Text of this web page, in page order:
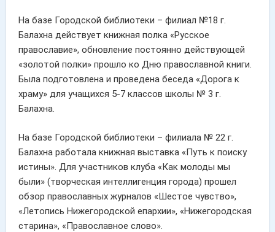
На базе Городской библиотеки – филиал №18 г.
Балахна действует книжная полка «Русское
православие», обновление постоянно действующей
«золотой полки» прошло ко Дню православной книги.
Была подготовлена и проведена беседа «Дорога к
храму» для учащихся 5-7 классов школы № 3 г.
Балахна.
На базе Городской библиотеки – филиала № 22 г.
Балахна работала книжная выставка «Путь к поиску
истины». Для участников клуба «Как молоды мы
были» (творческая интеллигенция города) прошел
обзор православных журналов «Шестое чувство»,
«Летопись Нижегородской епархии», «Нижегородская
старина», «Православное слово».